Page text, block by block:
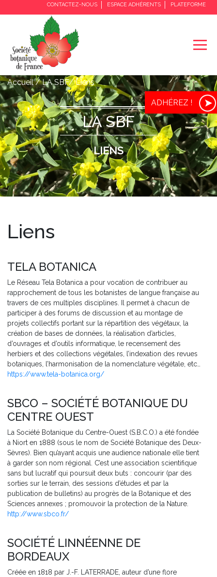
CONTACTEZ-NOUS ESPACE ADHÉRENTS PLATEFORME
ADHÉREZ !
Accueil / LA SBF/ Liens
LA SBF
LIENS
Liens
TELA BOTANICA
Le Réseau Tela Botanica a pour vocation de contribuer au
rapprochement de tous les botanistes de langue française au
travers de ces multiples disciplines. Il permet à chacun de
participer à des forums de discussion et au montage de
projets collectifs portant sur la répartition des végétaux, la
création de bases de données, la réalisation d’articles,
d’ouvrages et d’outils informatique, le recensement des
herbiers et des collections végétales, l’indexation des revues
botaniques, l’harmonisation de la nomenclature végétale, etc…
https://www.tela-botanica.org/
SBCO – SOCIÉTÉ BOTANIQUE DU
CENTRE OUEST
La Société Botanique du Centre-Ouest (S.B.C.O.) a été fondée
à Niort en 1888 (sous le nom de Société Botanique des Deux-
Sèvres). Bien qu’ayant acquis une audience nationale elle tient
à garder son nom régional. C’est une association scientifique
sans but lucratif qui poursuit deux buts : concourir (par des
sorties sur le terrain, des sessions d’études et par la
publication de bulletins) au progrès de la Botanique et des
Sciences annexes ; promouvoir la protection de la Nature.
http://www.sbco.fr/
SOCIÉTÉ LINNÉENNE DE
BORDEAUX
Créée en 1818 par J.-F. LATERRADE, auteur d’une flore